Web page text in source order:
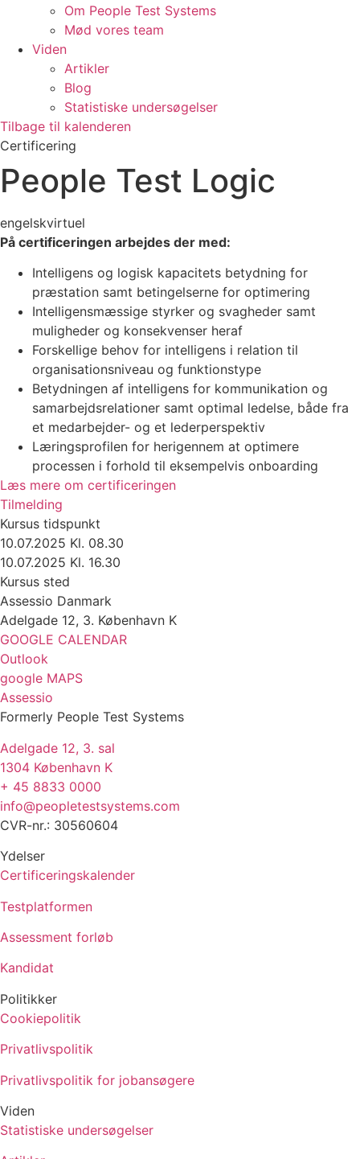
Om People Test Systems
Mød vores team
Viden
Artikler
Blog
Statistiske undersøgelser
Tilbage til kalenderen
Certificering
People Test Logic
engelskvirtuel
På certificeringen arbejdes der med:
Intelligens og logisk kapacitets betydning for
præstation samt betingelserne for optimering
Intelligensmæssige styrker og svagheder samt
muligheder og konsekvenser heraf
Forskellige behov for intelligens i relation til
organisationsniveau og funktionstype
Betydningen af intelligens for kommunikation og
samarbejdsrelationer samt optimal ledelse, både fra
et medarbejder- og et lederperspektiv
Læringsprofilen for herigennem at optimere
processen i forhold til eksempelvis onboarding
Læs mere om certificeringen
Tilmelding
Kursus tidspunkt
10.07.2025 Kl. 08.30
10.07.2025 Kl. 16.30
Kursus sted
Assessio Danmark
Adelgade 12, 3. København K
GOOGLE CALENDAR
Outlook
google MAPS
Assessio
Formerly People Test Systems
Adelgade 12, 3. sal
1304 København K
+ 45 8833 0000
info@peopletestsystems.com
CVR-nr.: 30560604
Ydelser
Certificeringskalender
Testplatformen
Assessment forløb
Kandidat
Politikker
Cookiepolitik
Privatlivspolitik
Privatlivspolitik for jobansøgere
Viden
Statistiske undersøgelser